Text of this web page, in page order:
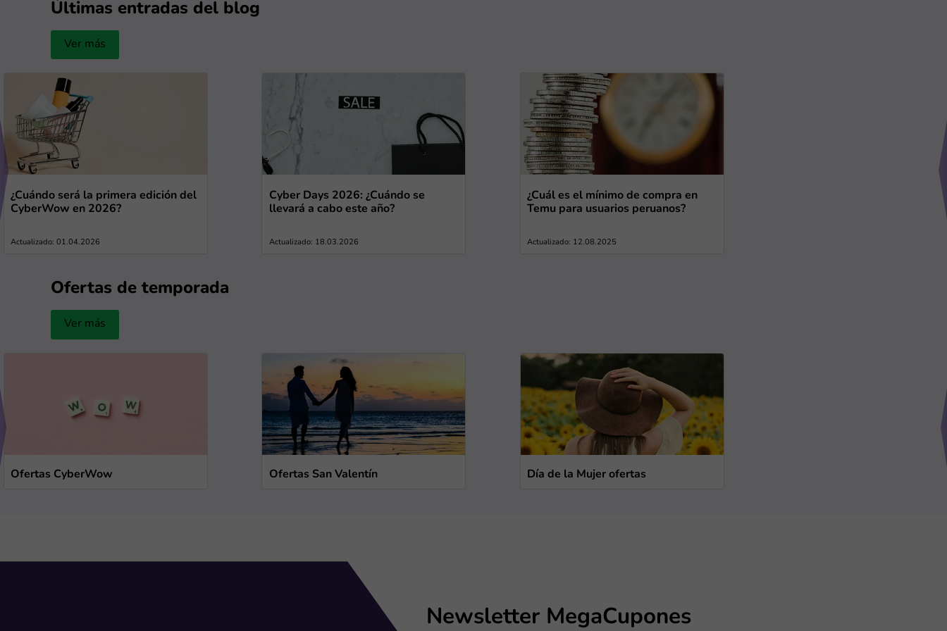
Últimas entradas del blog
Ver más
¿Cuándo será la primera edición del
CyberWow en 2026?
Actualizado: 01.04.2026
Cyber Days 2026: ¿Cuándo se
llevará a cabo este año?
Actualizado: 18.03.2026
¿Cuál es el mínimo de compra en
Temu para usuarios peruanos?
Actualizado: 12.08.2025
Ofertas de temporada
Ver más
Ofertas CyberWow Ofertas San Valentín Día de la Mujer ofertas
Newsletter MegaCupones